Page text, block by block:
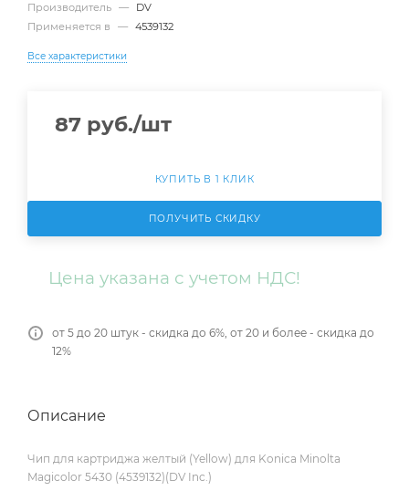
Производитель —
DV
Применяется в
— 4539132
Все характеристики
87 руб./шт
КУПИТЬ В 1 КЛИК
ПОЛУЧИТЬ СКИДКУ
Цена указана с учетом НДС!
от 5 до 20 штук - скидка до 6%, от 20 и более - скидка до
12%
Описание
Чип для картриджа желтый (Yellow) для Konica Minolta
Magicolor 5430 (4539132)(DV Inc.)